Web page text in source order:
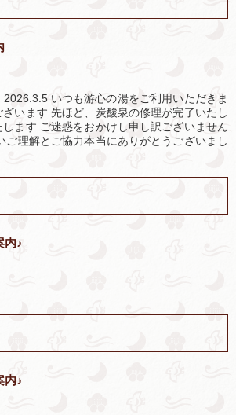
いつも游心の湯をご利用いただきま
ざいます 先ほど、炭酸泉の修理が完了いたし
ます ご迷惑をおかけし申し訳ございません
ご理解とご協力本当にありがとうございまし
内♪
内♪